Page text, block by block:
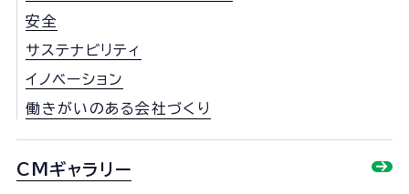
安全
サステナビリティ
イノベーション
働きがいのある会社づくり
CMギャラリー